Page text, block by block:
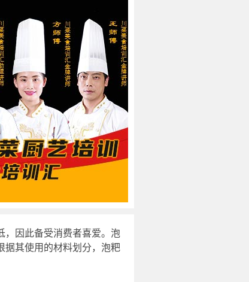
，因此备受消费者喜爱。泡
据其使用的材料划分，泡粑